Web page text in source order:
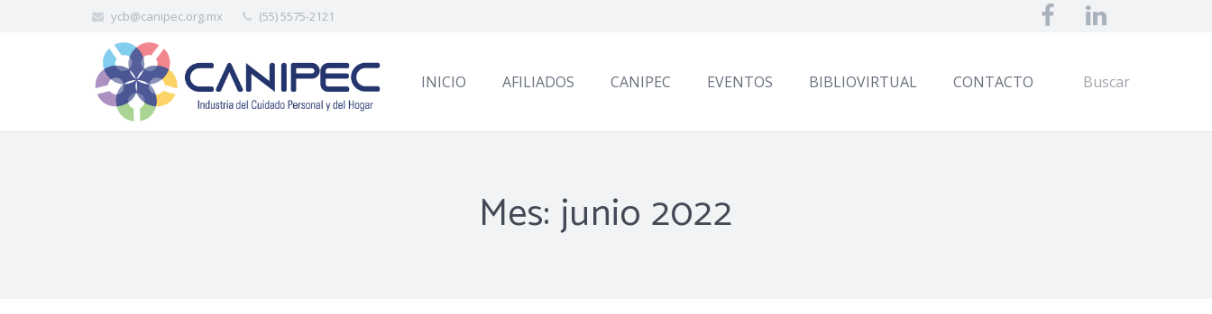
ycb@canipec.org.mx (55) 5575-2121
INICIO AFILIADOS CANIPEC EVENTOS BIBLIOVIRTUAL CONTACTO
Mes:junio 2022